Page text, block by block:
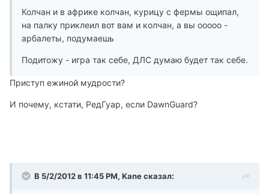
Колчан и в африке колчан, курицу с фермы ощипал,
на палку приклеил вот вам и колчан, а вы ооооо -
арбалеты, подумаешь
Подитожу - игра так себе, ДЛС думаю будет так себе.
Приступ ежиной мудрости?
И почему, кстати, РедГуар, если DawnGuard?
В 5/2/2012 в 11:45 PM, Kane сказал: